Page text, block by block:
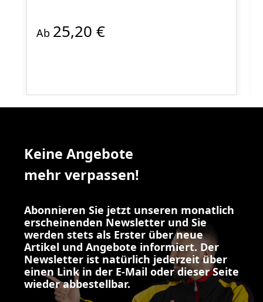
Ab 25,20 €
Keine Angebote
mehr verpassen!
Abonnieren Sie jetzt unseren monatlich
erscheinenden Newsletter und Sie
werden stets als Erster über neue
Artikel und Angebote informiert. Der
Newsletter ist natürlich jederzeit über
einen Link in der E-Mail oder dieser Seite
wieder abbestellbar.